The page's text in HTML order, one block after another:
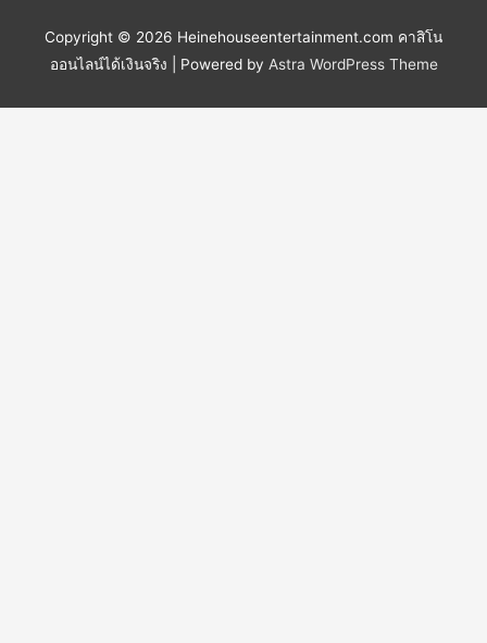
Copyright © 2026 Heinehouseentertainment.com คาสิโน
ออนไลน์ได้เงินจริง | Powered by Astra WordPress Theme